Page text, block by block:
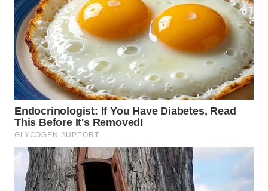
WN
MALUKU
WN
MALUT
WN
DAIRI
WN
DANAU
TOBA